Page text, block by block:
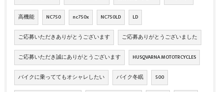
高機能 NC750 nc750x NC750LD LD
ご応募いただきありがとうございます ご応募ありがとうございました
ご応募いただき誠にありがとうございます HUSQVARNA MOTOTRCYCLES
バイクに乗っててもオシャレしたい バイク冬眠 500